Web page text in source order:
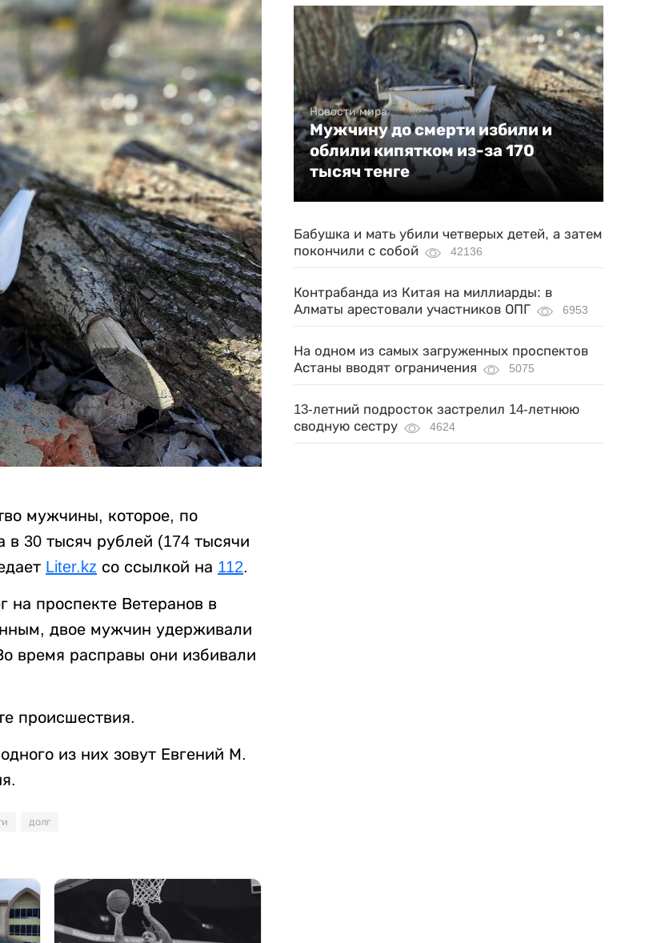
мужчины, которое, по
30 тысяч рублей (174 тысячи
Liter.kz со ссылкой на 112.
проспекте Ветеранов в
двое мужчин удерживали
время расправы они избивали
происшествия.
из них зовут Евгений М.
долг
Новости мира
Мужчину до смерти избили и
облили кипятком из-за 170
тысяч тенге
Бабушка и мать убили четверых детей, а затем
покончили с собой
42136
Контрабанда из Китая на миллиарды: в
Алматы арестовали участников ОПГ
6953
На одном из самых загруженных проспектов
Астаны вводят ограничения
5075
13-летний подросток застрелил 14-летнюю
сводную сестру
4624